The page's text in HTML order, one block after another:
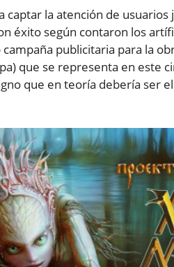
captar la atención de
éxito según contaron los
publicitaria para la
que se representa en este
que en teoría debería ser